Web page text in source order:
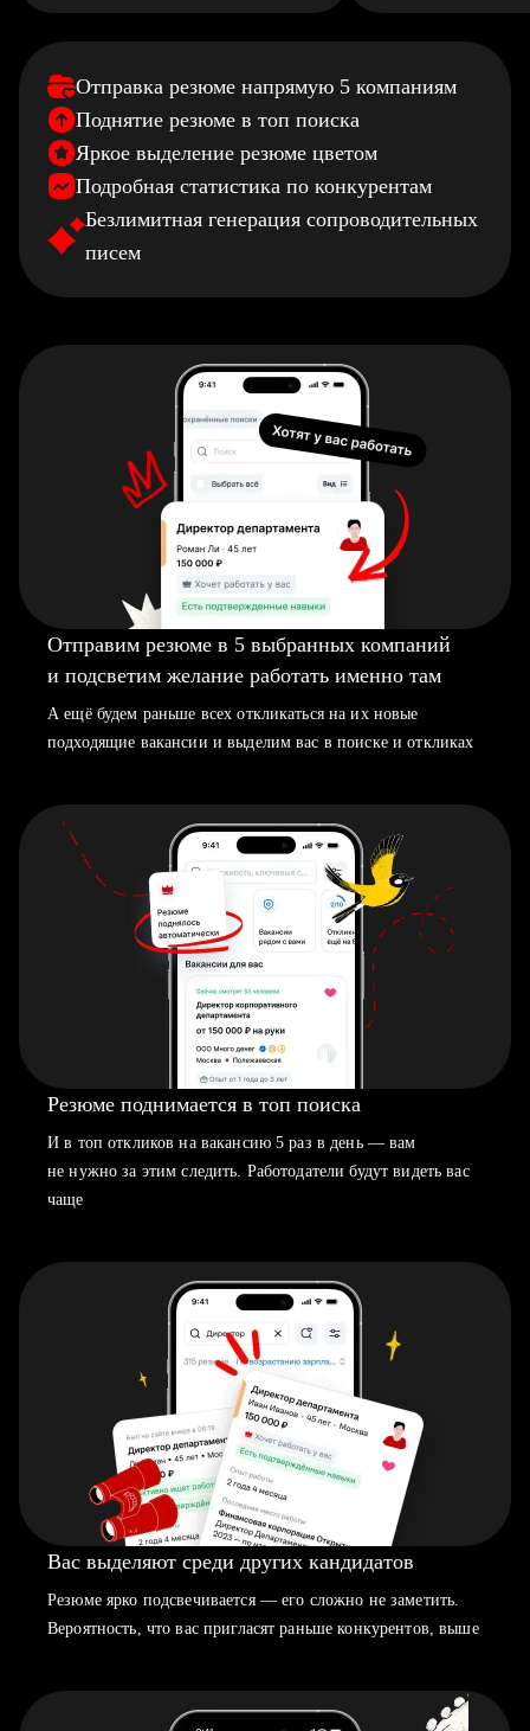
Отправка резюме напрямую 5 компаниям
Поднятие резюме в топ поиска
Яркое выделение резюме цветом
Подробная статистика по конкурентам
Безлимитная генерация сопроводительных
писем
Отправим резюме в 5 выбранных компаний
и подсветим желание работать именно там
А ещё будем раньше всех откликаться на их новые
подходящие вакансии и выделим вас в поиске и откликах
Резюме поднимается в топ поиска
И в топ откликов на вакансию 5 раз в день — вам
не нужно за этим следить. Работодатели будут видеть вас
чаще
Вас выделяют среди других кандидатов
Резюме ярко подсвечивается — его сложно не заметить.
Вероятность, что вас пригласят раньше конкурентов, выше